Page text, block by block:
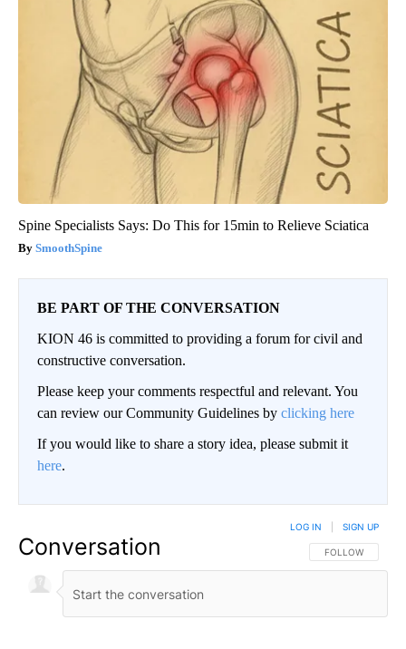
Spine Specialists Says: Do This for 15min to Relieve Sciatica
SmoothSpine
BE PART OF THE CONVERSATION
KION 46 is committed to providing a forum for civil and
constructive conversation.
Please keep your comments respectful and relevant. You
can review our Community Guidelines by clicking here
If you would like to share a story idea, please submit it
here.
Conversation FOLLOW THIS
FOLLOW
LOG IN SIGN UP